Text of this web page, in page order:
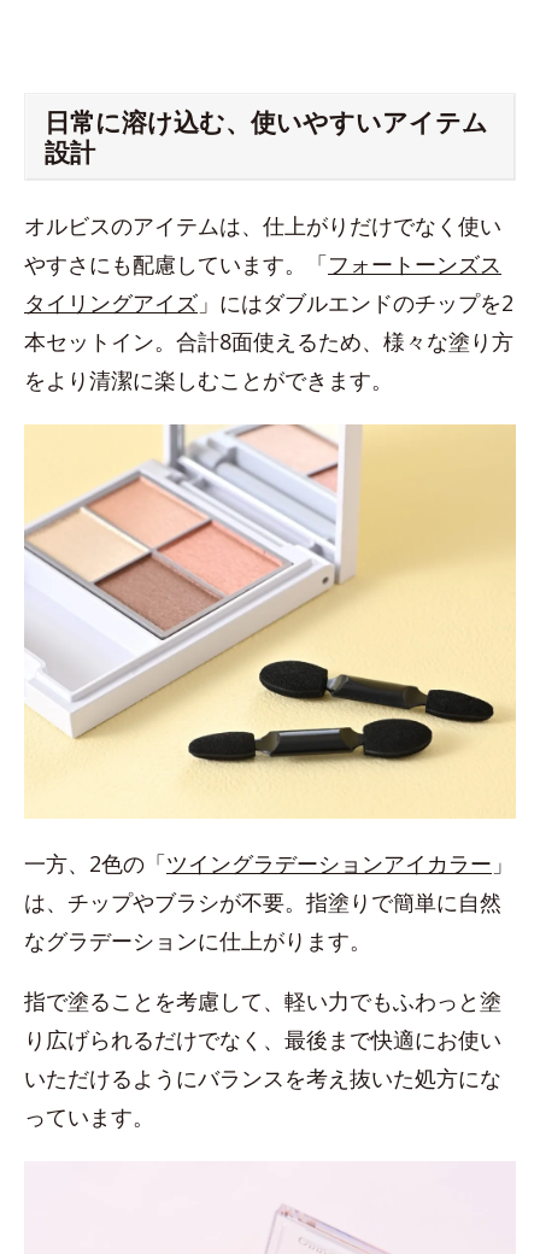
日常に溶け込む、使いやすいアイテム
設計
オルビスのアイテムは、仕上がりだけでなく使い
やすさにも配慮しています。「フォートーンズス
タイリングアイズ 」にはダブルエンドのチップを2
本セットイン。合計8面使えるため、様々な塗り方
をより清潔に楽しむことができます。
一方、2色の「ツイングラデーションアイカラー 」
は、チップやブラシが不要。指塗りで簡単に自然
なグラデーションに仕上がります。
指で塗ることを考慮して、軽い力でもふわっと塗
り広げられるだけでなく、最後まで快適にお使い
いただけるようにバランスを考え抜いた処方にな
っています。